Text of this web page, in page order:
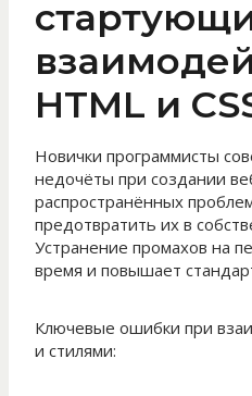
HTML и
Новички программисты
недочёты при создании
распространённых
предотвратить их в
Устранение промахов на
время и повышает
Ключевые ошибки при
и стилями: